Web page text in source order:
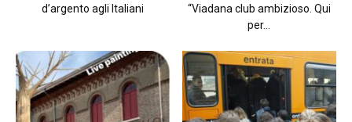
d’argento agli Italiani
“Viadana club ambizioso. Qui
per...